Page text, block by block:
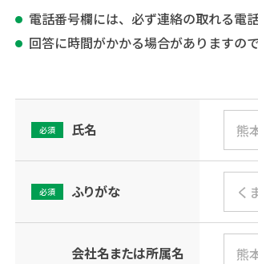
電話番号欄には、必ず連絡の取れる電
回答に時間がかかる場合がありますの
氏名
必須
ふりがな
必須
会社名または所属名